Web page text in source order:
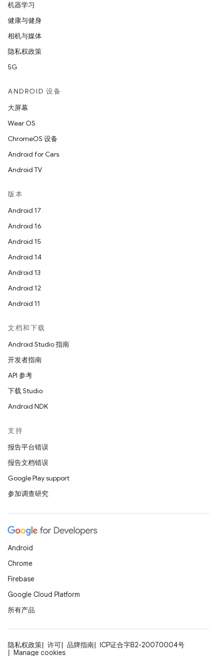
机器学习
健康与健身
相机与媒体
隐私权政策
5G
ANDROID 设备
大屏幕
Wear OS
ChromeOS 设备
Android for Cars
Android TV
版本
Android 17
Android 16
Android 15
Android 14
Android 13
Android 12
Android 11
文档和下载
Android Studio 指南
开发者指南
API 参考
下载 Studio
Android NDK
支持
报告平台错误
报告文档错误
Google Play support
参加调查研究
Android
Chrome
Firebase
Google Cloud Platform
所有产品
隐私权政策 许可 品牌指南
ICP证合字B2-20070004号
Manage cookies